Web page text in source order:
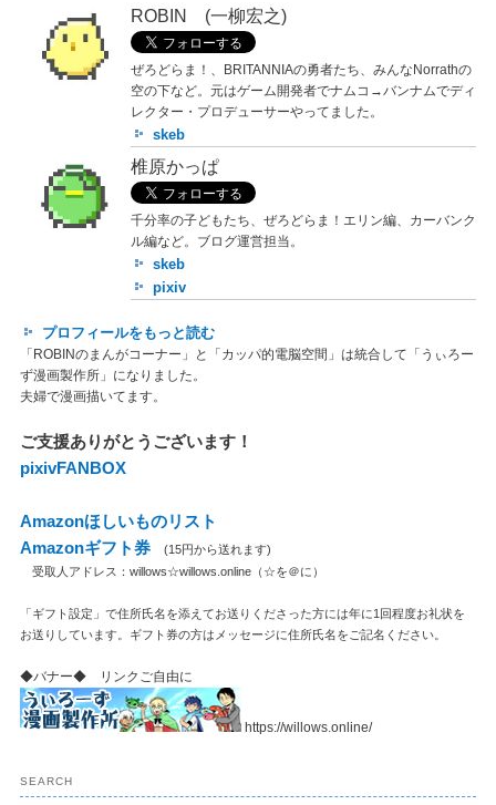
ROBIN (一柳宏之)
ぜろどらま！、BRITANNIAの勇者たち、みんなNorrathの
空の下など。元はゲーム開発者でナムコ→バンナムでディ
レクター・プロデューサーやってました。
skeb
椎原かっぱ
千分率の子どもたち、ぜろどらま！エリン編、カーバンク
ル編など。ブログ運営担当。
skeb
pixiv
プロフィールをもっと読む
「ROBINのまんがコーナー」と「カッパ的電脳空間」は統合して「うぃろー
ず漫画製作所」になりました。
夫婦で漫画描いてます。
ご支援ありがとうございます！
pixivFANBOX
Amazonほしいものリスト
Amazonギフト券
(15円から送れます)
受取人アドレス：willows☆willows.online（☆を＠に）
「ギフト設定」で住所氏名を添えてお送りくださった方には年に1回程度お礼状を
お送りしています。ギフト券の方はメッセージに住所氏名をご記名ください。
◆バナー◆ リンクご自由に
https://willows.online/
SEARCH